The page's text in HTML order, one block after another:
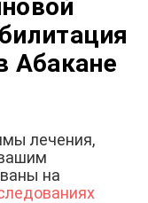
Абакане
лечения,
на